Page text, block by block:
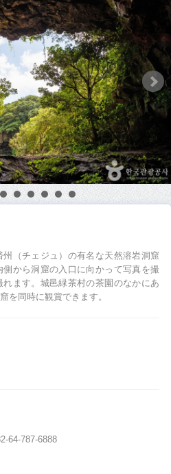
（チェジュ）の有名な天然溶岩洞窟
から洞窟の入口に向かって写真を撮
ます。城邑緑茶村の茶園のなかにあ
を同時に観賞できます。
64-787-6888